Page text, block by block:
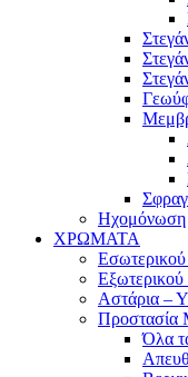
Ηχομόνωση
ΧΡΩΜΑΤΑ
Αστάρια –
Προστασία
Όλα